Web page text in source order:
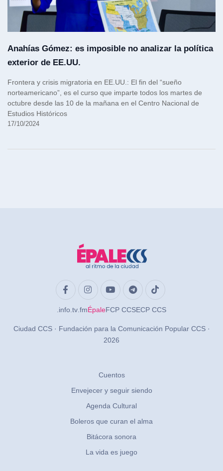
Anahías Gómez: es imposible no analizar la política
exterior de EE.UU.
Frontera y crisis migratoria en EE.UU.: El fin del “sueño
norteamericano”, es el curso que imparte todos los martes de
octubre desde las 10 de la mañana en el Centro Nacional de
Estudios Históricos
17/10/2024
.info .tv .fmÉpaleFCP CCSECP CCS
Ciudad CCS · Fundación para la Comunicación Popular CCS ·
2026
Cuentos
Envejecer y seguir siendo
Agenda Cultural
Boleros que curan el alma
Bitácora sonora
La vida es juego